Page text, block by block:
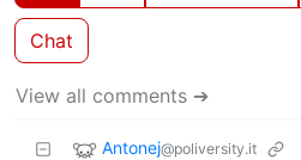
Chat
View all comments ➔
Antonej@poliversity.it